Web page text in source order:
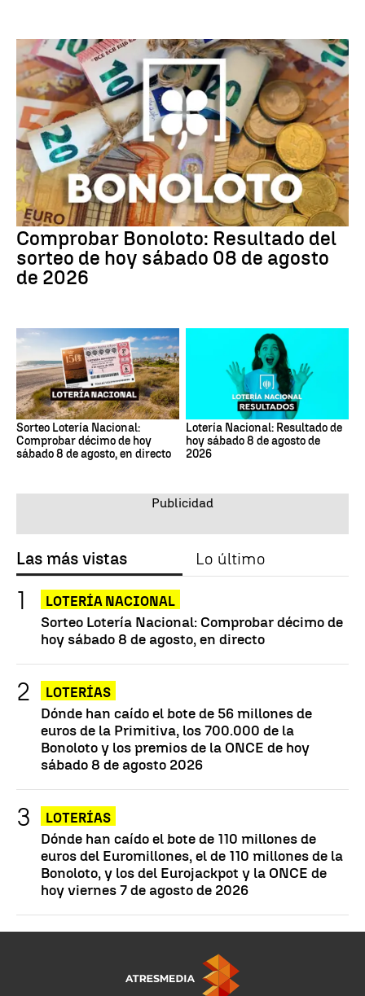
Comprobar Bonoloto: Resultado del
sorteo de hoy sábado 08 de agosto
de 2026
Sorteo Lotería Nacional:
Comprobar décimo de hoy
sábado 8 de agosto, en directo
Lotería Nacional: Resultado de
hoy sábado 8 de agosto de
2026
Las más vistas Lo último
LOTERÍA NACIONAL
Sorteo Lotería Nacional: Comprobar décimo de
hoy sábado 8 de agosto, en directo
LOTERÍAS
Dónde han caído el bote de 56 millones de
euros de la Primitiva, los 700.000 de la
Bonoloto y los premios de la ONCE de hoy
sábado 8 de agosto 2026
LOTERÍAS
Dónde han caído el bote de 110 millones de
euros del Euromillones, el de 110 millones de la
Bonoloto, y los del Eurojackpot y la ONCE de
hoy viernes 7 de agosto de 2026